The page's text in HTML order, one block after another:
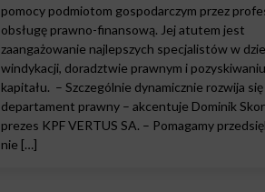
pomocy podmiotom gospodarczym przez
obsługę prawno-finansową. Jej atutem jest
zaangażowanie najlepszych specjalistów w
windykacji, doradztwie prawnym i pozyskiwaniu
kapitału. – Szczególnie dynamicznie rozwija
departament prawny – akcentuje Dominik
prezes KPF VERTUS SA. – Pomagamy
nie […]